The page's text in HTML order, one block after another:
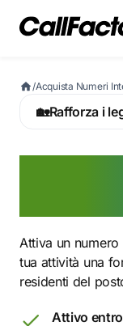
/Acquista Numeri
🏡Rafforza i
Attiva un
tua attività una
residenti del
Attivo